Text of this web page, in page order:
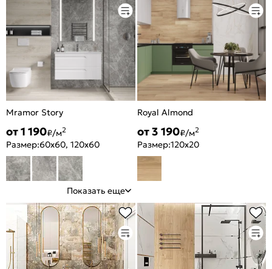
Mramor Story
от 1 190₽/м2
Размер:60x60, 120x60
Показать еще
Royal Almond
от 3 190₽/м2
Размер:120x20